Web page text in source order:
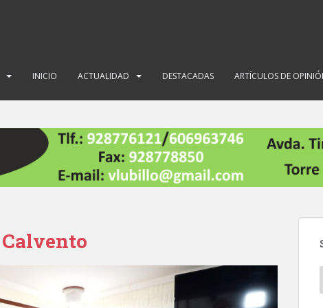
INICIO ACTUALIDAD DESTACADAS ARTÍCULOS DE